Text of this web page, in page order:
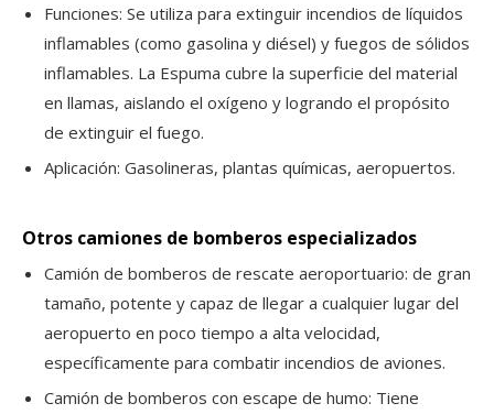
Funciones: Se utiliza para extinguir incendios de líquidos
inflamables (como gasolina y diésel) y fuegos de sólidos
inflamables. La Espuma cubre la superficie del material
en llamas, aislando el oxígeno y logrando el propósito
de extinguir el fuego.
Aplicación: Gasolineras, plantas químicas, aeropuertos.
Otros camiones de bomberos especializados
Camión de bomberos de rescate aeroportuario: de gran
tamaño, potente y capaz de llegar a cualquier lugar del
aeropuerto en poco tiempo a alta velocidad,
específicamente para combatir incendios de aviones.
Camión de bomberos con escape de humo: Tiene